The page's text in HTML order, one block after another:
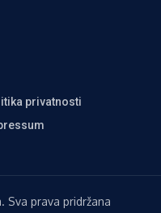
privatnosti
prava pridržana